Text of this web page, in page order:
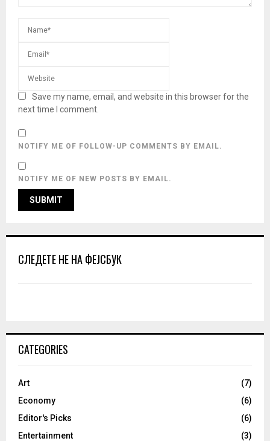
Save my name, email, and website in this browser for the
next time I comment.
NOTIFY ME OF FOLLOW-UP COMMENTS BY EMAIL.
NOTIFY ME OF NEW POSTS BY EMAIL.
СЛЕДЕТЕ НЕ НА ФЕЈСБУК
CATEGORIES
Art
(7)
Economy
(6)
Editor's Picks
(6)
Entertainment
(3)